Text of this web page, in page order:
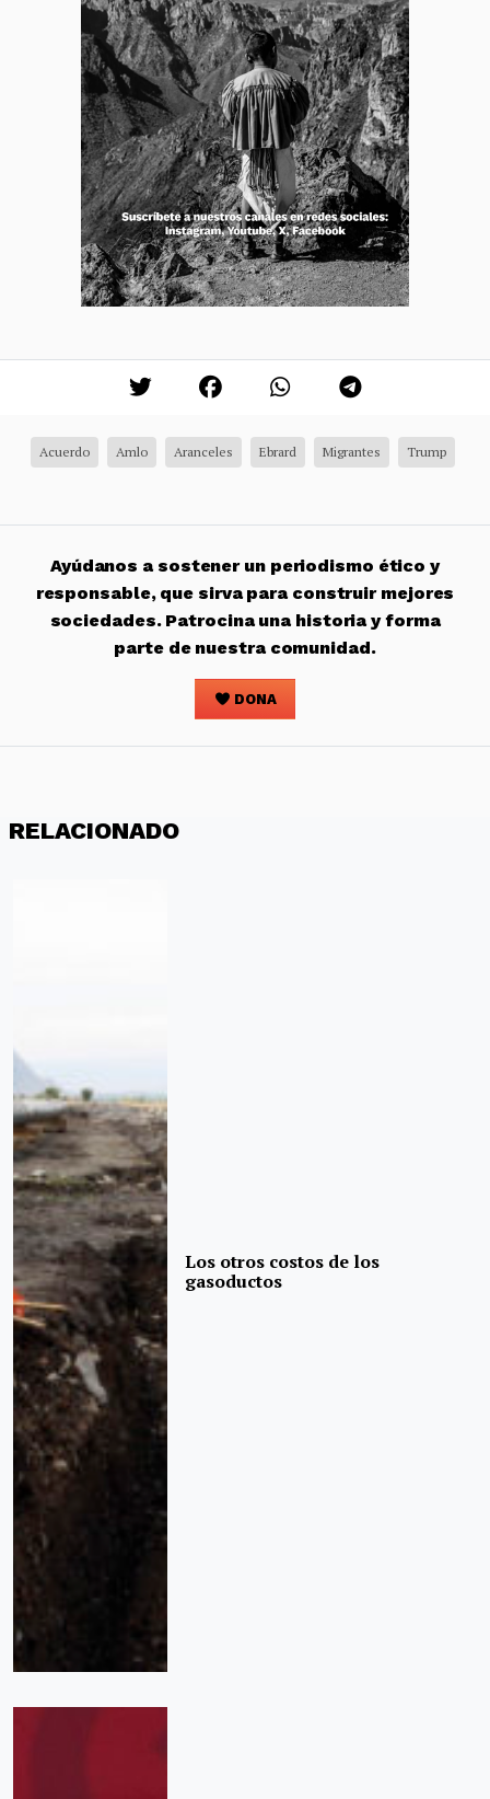
Acuerdo Amlo Aranceles Ebrard Migrantes Trump
Ayúdanos a sostener un periodismo ético y
responsable, que sirva para construir mejores
sociedades. Patrocina una historia y forma
parte de nuestra comunidad.
DONA
RELACIONADO
Los otros costos de los
gasoductos